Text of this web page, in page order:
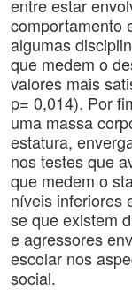
entre estar
comportamento
algumas
que medem o
valores mais
p= 0,014). Por
uma massa
estatura,
nos testes que
que medem o
níveis inferiores
se que existem
e agressores
escolar nos
social.